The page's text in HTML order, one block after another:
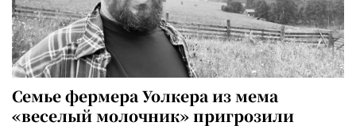
Семье фермера Уолкера из мема
«веселый молочник» пригрозили